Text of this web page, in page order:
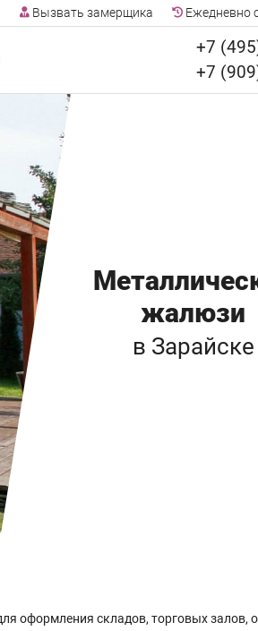
Вызвать замерщика Ежедневно
+7
+7
жалюзи
в Зарайске
оформления складов, торговых залов,